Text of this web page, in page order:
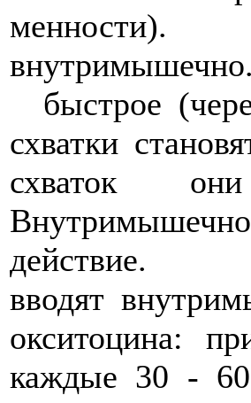
быстрое
схватки
схваток
вводят
окситоцина:
каждые 30 -